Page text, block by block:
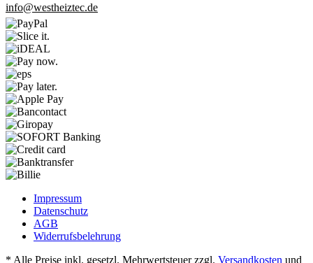
info@westheiztec.de
Impressum
Datenschutz
AGB
Widerrufsbelehrung
* Alle Preise inkl. gesetzl. Mehrwertsteuer zzgl. Versandkosten und